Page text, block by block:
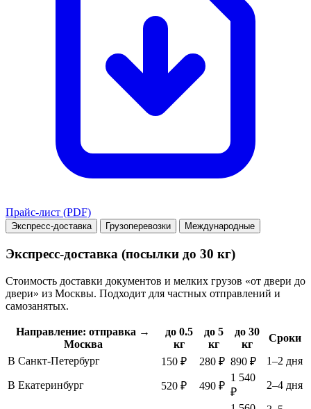
Прайс-лист (PDF)
Экспресс-доставка Грузоперевозки Международные
Экспресс-доставка (посылки до 30 кг)
Стоимость доставки документов и мелких грузов «от двери до
двери» из Москвы. Подходит для частных отправлений и
самозанятых.
Направление: отправка →
Москва
до 0.5
кг
до 5
кг
до 30
кг
Сроки
В Санкт-Петербург
150 ₽ 280 ₽ 890 ₽ 1–2 дня
В Екатеринбург 520 ₽ 490 ₽
1 540
₽
2–4 дня